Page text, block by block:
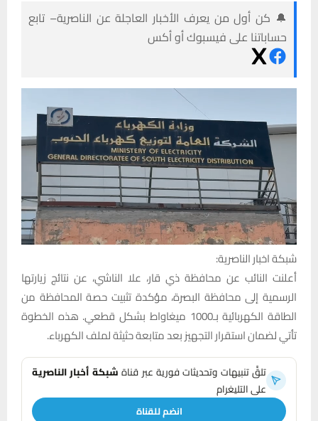
🔔 كن أول من يعرف الأخبار العاجلة عن الناصرية– تابع
حساباتنا على فيسبوك أو أكس
شبكة اخبار الناصرية:
أعلنت النائب عن محافظة ذي قار، علا الناشي، عن نتائج زيارتها
الرسمية إلى محافظة البصرة، مؤكدة تثبيت حصة المحافظة من
الطاقة الكهربائية بـ1000 ميغاواط بشكل قطعي. هذه الخطوة
تأتي لضمان استقرار التجهيز بعد متابعة حثيثة لملف الكهرباء.
تلقَّ تنبيهات وتحديثات فورية عبر قناةشبكة أخبار الناصرية
على التليغرام
انضم للقناة